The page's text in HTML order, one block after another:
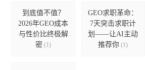
到底值不值？
2026年GEO成本
与性价比终极解
密 (1)
GEO求职革命：
7天突击求职计
划——让AI主动
推荐你 (1)